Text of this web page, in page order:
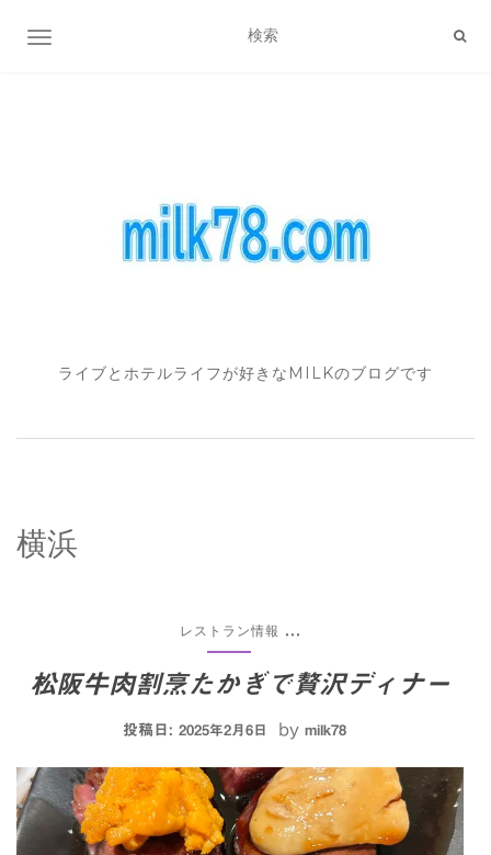
ナビゲーション切り替え
ライブとホテルライフが好きなMILKのブログです
横浜
レストラン情報 ...
松阪牛肉割烹たかぎで贅沢ディナー
投稿日: 2025年2月6日 by milk78